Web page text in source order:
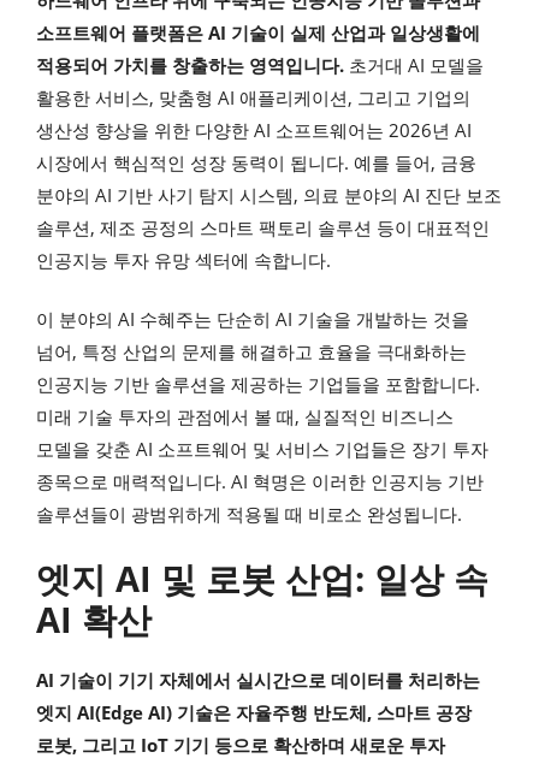
소프트웨어 플랫폼은 AI 기술이 실제 산업과 일상생활에
적용되어 가치를 창출하는 영역입니다. 초거대 AI 모델을
활용한 서비스, 맞춤형 AI 애플리케이션, 그리고 기업의
생산성 향상을 위한 다양한 AI 소프트웨어는 2026년 AI
시장에서 핵심적인 성장 동력이 됩니다. 예를 들어, 금융
분야의 AI 기반 사기 탐지 시스템, 의료 분야의 AI 진단 보조
솔루션, 제조 공정의 스마트 팩토리 솔루션 등이 대표적인
인공지능 투자 유망 섹터에 속합니다.
이 분야의 AI 수혜주는 단순히 AI 기술을 개발하는 것을
넘어, 특정 산업의 문제를 해결하고 효율을 극대화하는
인공지능 기반 솔루션을 제공하는 기업들을 포함합니다.
미래 기술 투자의 관점에서 볼 때, 실질적인 비즈니스
모델을 갖춘 AI 소프트웨어 및 서비스 기업들은 장기 투자
종목으로 매력적입니다. AI 혁명은 이러한 인공지능 기반
솔루션들이 광범위하게 적용될 때 비로소 완성됩니다.
엣지 AI 및 로봇 산업: 일상 속
AI 확산
AI 기술이 기기 자체에서 실시간으로 데이터를 처리하는
엣지 AI(Edge AI) 기술은 자율주행 반도체, 스마트 공장
로봇, 그리고 IoT 기기 등으로 확산하며 새로운 투자